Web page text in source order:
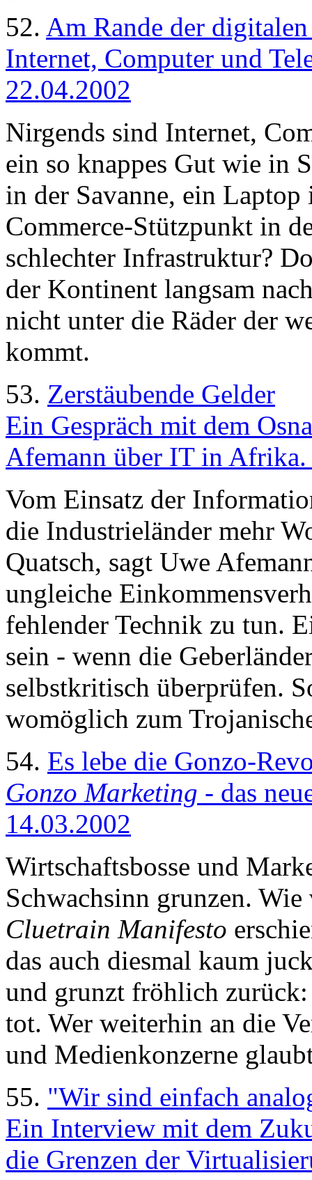
52. Am Rande der
Internet, Computer und
22.04.2002
Nirgends sind Internet,
ein so knappes Gut wie in
in der Savanne, ein
Commerce-Stützpunkt in
schlechter Infrastruktur?
der Kontinent langsam
nicht unter die Räder der
kommt.
53. Zerstäubende Gelder
Ein Gespräch mit dem
Afemann über IT in
Vom Einsatz der
die Industrieländer mehr
Quatsch, sagt Uwe
ungleiche
fehlender Technik zu tun.
sein - wenn die
selbstkritisch überprüfen.
womöglich zum
54. Es lebe die Gonzo-
Gonzo Marketing - das
14.03.2002
Wirtschaftsbosse und
Schwachsinn grunzen.
Cluetrain Manifesto
das auch diesmal kaum
und grunzt fröhlich
tot. Wer weiterhin an die
und Medienkonzerne
55. "Wir sind einfach
Ein Interview mit dem
die Grenzen der